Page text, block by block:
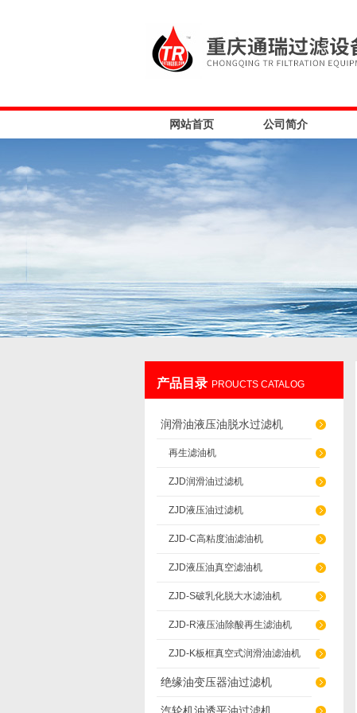
重庆通瑞过滤设备制造有限公司
网站首页 公司简介
产品目录 PROUCTS CATALOG
润滑油液压油脱水过滤机
再生滤油机
ZJD润滑油过滤机
ZJD液压油过滤机
ZJD-C高粘度油滤油机
ZJD液压油真空滤油机
ZJD-S破乳化脱大水滤油机
ZJD-R液压油除酸再生滤油机
ZJD-K板框真空式润滑油滤油机
绝缘油变压器油过滤机